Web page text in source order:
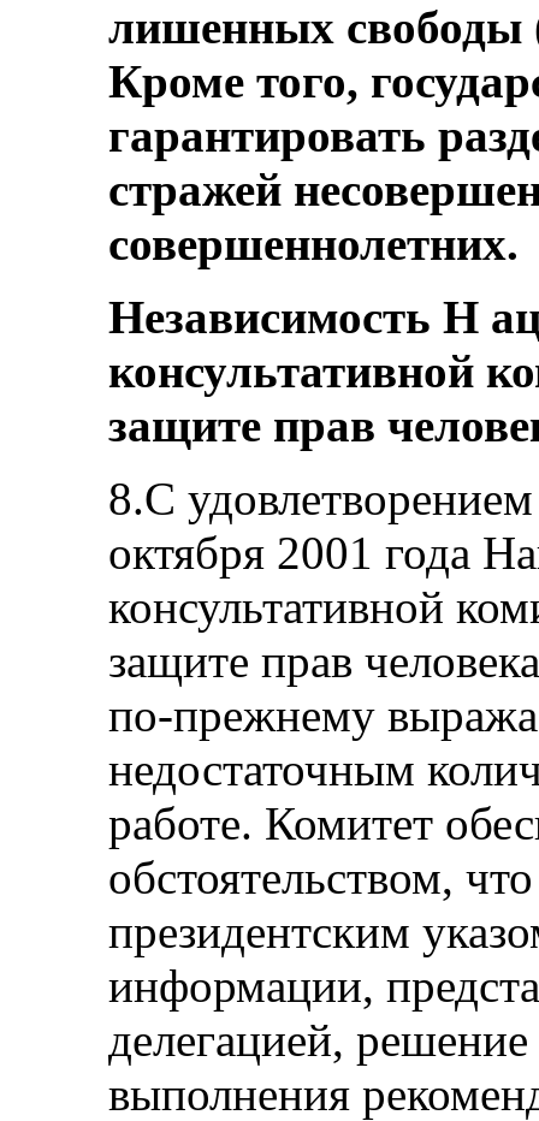
лишенных свободы
Кроме того,
гарантировать
стражей
совершеннолетних.
Независимость Н
консультативной
защите прав
8.С
октября 2001 года
консультативной
защите прав
по‑прежнему
недостаточным
работе. Комитет
обстоятельством,
президентским
информации,
делегацией,
выполнения